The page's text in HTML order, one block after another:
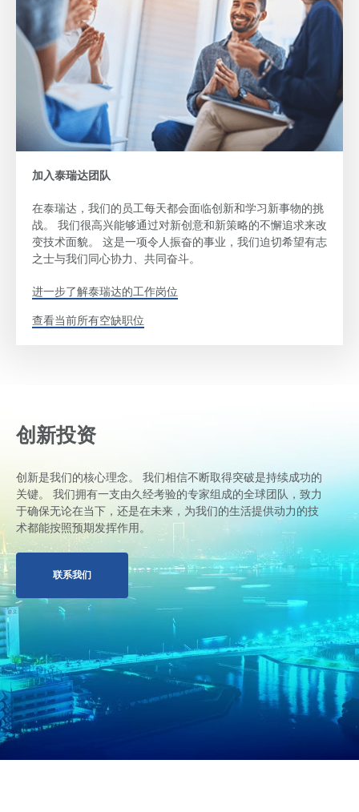
加入泰瑞达团队
在泰瑞达，我们的员工每天都会面临创新和学习新事物的挑
战。 我们很高兴能够通过对新创意和新策略的不懈追求来改
变技术面貌。 这是一项令人振奋的事业，我们迫切希望有志
之士与我们同心协力、共同奋斗。
进一步了解泰瑞达的工作岗位
查看当前所有空缺职位
创新投资
创新是我们的核心理念。 我们相信不断取得突破是持续成功的
关键。 我们拥有一支由久经考验的专家组成的全球团队，致力
于确保无论在当下，还是在未来，为我们的生活提供动力的技
术都能按照预期发挥作用。
联系我们